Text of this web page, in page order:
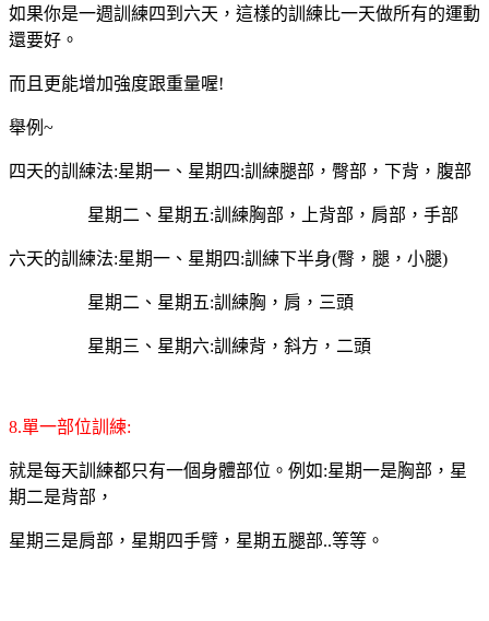
如果你是一週訓練四到六天，這樣的訓練比一天做所有的運動
還要好。
而且更能增加強度跟重量喔!
舉例~
四天的訓練法:星期一、星期四:訓練腿部，臀部，下背，腹部
星期二、星期五:訓練胸部，上背部，肩部，手部
六天的訓練法:星期一、星期四:訓練下半身(臀，腿，小腿)
星期二、星期五:訓練胸，肩，三頭
星期三、星期六:訓練背，斜方，二頭
8.單一部位訓練:
就是每天訓練都只有一個身體部位。例如:星期一是胸部，星
期二是背部，
星期三是肩部，星期四手臂，星期五腿部..等等。